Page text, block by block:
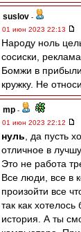
suslov -
01 июн 2023 22:13
Народу ноль
сосиски,
Бомжи в
кружку. Не
mp -
01 июн 2023 22:12
нуль , да пусть
отличное в
Это не работа
Все люди, все в
произойти все
так как
история. А ты